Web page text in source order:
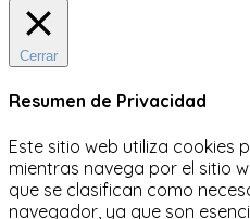
Cerrar
Resumen de Privacidad
Este sitio web utiliza cookies
mientras navega por el sitio
que se clasifican como
navegador, ya que son